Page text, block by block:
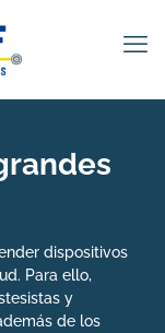
dispositivos
Para ello,
y
de los